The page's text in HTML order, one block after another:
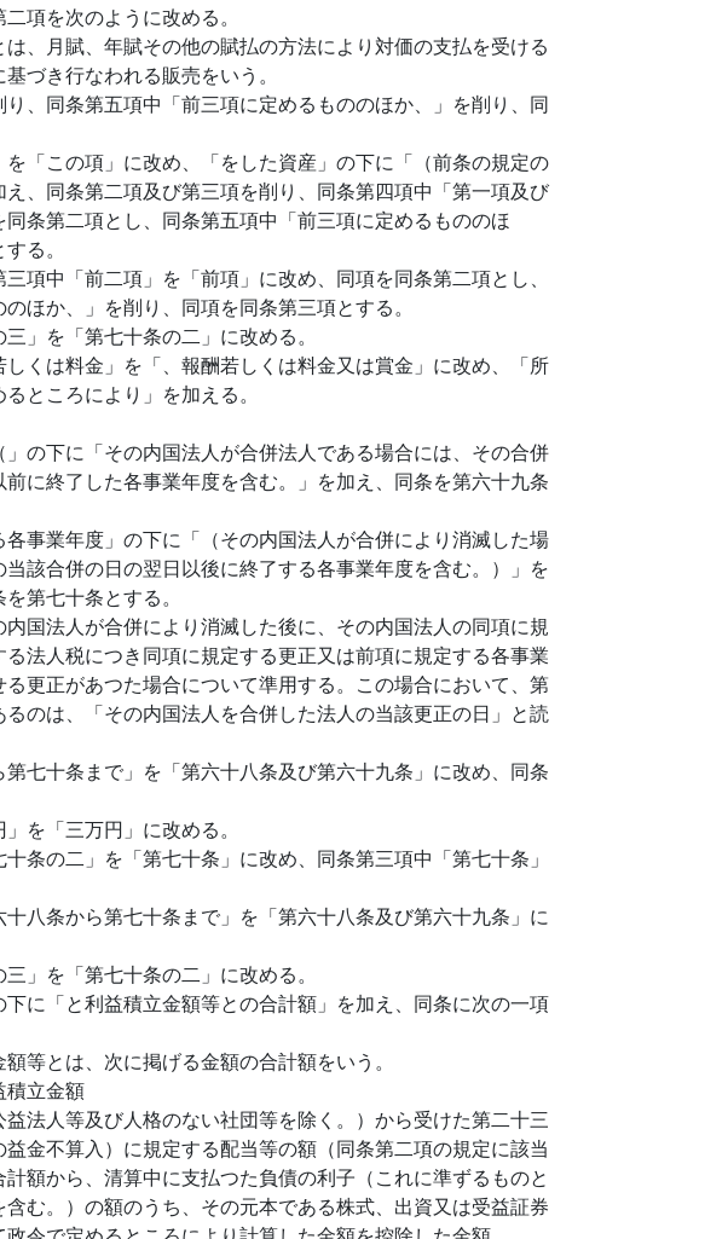
項を次のように改める。
、月賦、年賦その他の賦払の方法により対価の支払を受ける
づき行なわれる販売をいう。
、同条第五項中「前三項に定めるもののほか、」を削り、同
「この項」に改め、「をした資産」の下に「（前条の規定の
、同条第二項及び第三項を削り、同条第四項中「第一項及び
条第二項とし、同条第五項中「前三項に定めるもののほ
る。
項中「前二項」を「前項」に改め、同項を同条第二項とし、
ほか、」を削り、同項を同条第三項とする。
」を「第七十条の二」に改める。
くは料金」を「、報酬若しくは料金又は賞金」に改め、「所
ところにより」を加える。
の下に「その内国法人が合併法人である場合には、その合併
に終了した各事業年度を含む。」を加え、同条を第六十九条
事業年度」の下に「（その内国法人が合併により消滅した場
該合併の日の翌日以後に終了する各事業年度を含む。）」を
第七十条とする。
国法人が合併により消滅した後に、その内国法人の同項に規
法人税につき同項に規定する更正又は前項に規定する各事業
更正があつた場合について準用する。この場合において、第
のは、「その内国法人を合併した法人の当該更正の日」と読
七十条まで」を「第六十八条及び第六十九条」に改め、同条
を「三万円」に改める。
条の二」を「第七十条」に改め、同条第三項中「第七十条」
八条から第七十条まで」を「第六十八条及び第六十九条」に
」を「第七十条の二」に改める。
に「と利益積立金額等との合計額」を加え、同条に次の一項
等とは、次に掲げる金額の合計額をいう。
積立金額
法人等及び人格のない社団等を除く。）から受けた第二十三
金不算入）に規定する配当等の額（同条第二項の規定に該当
額から、清算中に支払つた負債の利子（これに準ずるものと
む。）の額のうち、その元本である株式、出資又は受益証券